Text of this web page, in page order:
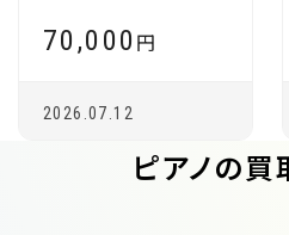
70,000 円
2026.07.12
ピアノの